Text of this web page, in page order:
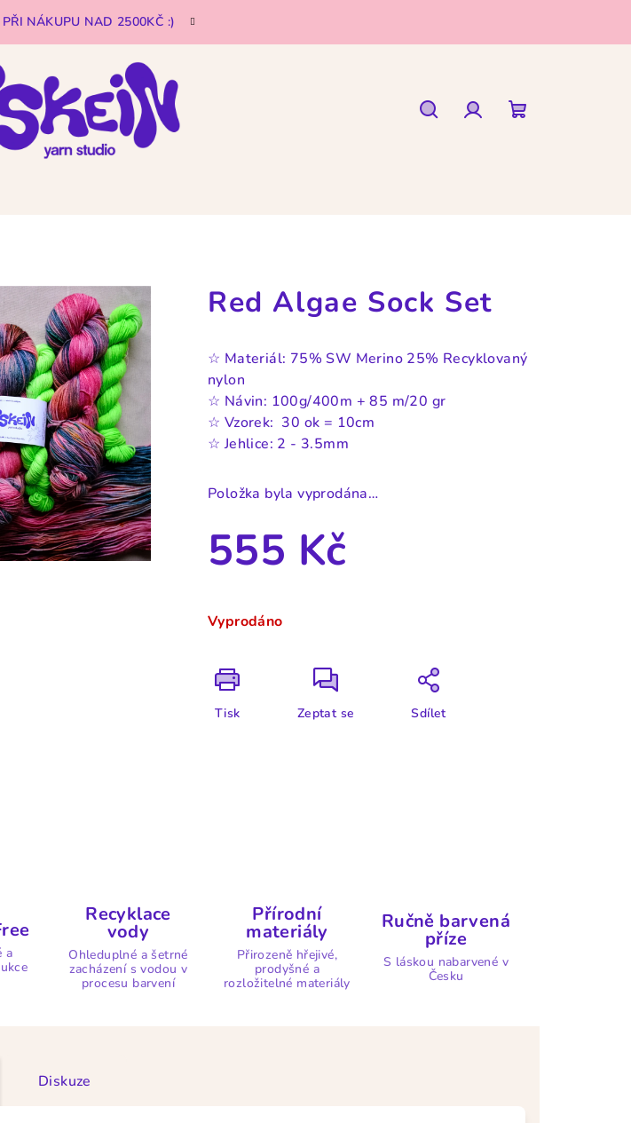
NÁKUPU NAD 2500KČ :)
Red Algae Sock Set
☆ Materiál: 75% SW Merino 25% Recyklovaný
nylon
☆ Návin: 100g/400m + 85 m/20 gr
☆ Vzorek: 30 ok = 10cm
☆Jehlice: 2 - 3.5mm
Položka byla vyprodána…
555 Kč
cena:
Vyprodáno
Tisk Zeptat se Sdílet
a
Recyklace
vody
Ohleduplné a šetrné
zacházení s vodou v
procesu barvení
Přírodní
materiály
Přirozeně hřejivé,
prodyšné a
rozložitelné materiály
Ručně barvená
příze
S láskou nabarvené v
Česku
Diskuze